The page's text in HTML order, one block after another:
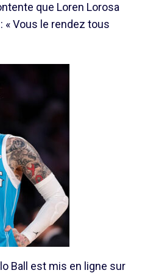
que Loren Lorosa
« Vous le rendez tous
Ball est mis en ligne sur